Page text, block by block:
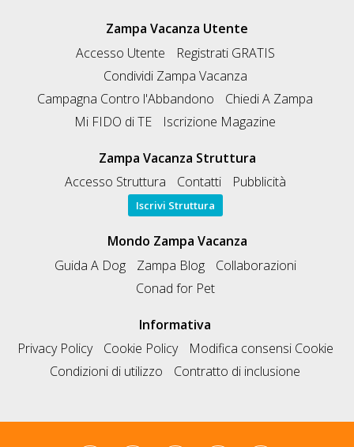
Zampa Vacanza Utente
Accesso Utente
Registrati GRATIS
Condividi Zampa Vacanza
Campagna Contro l'Abbandono
Chiedi A Zampa
Mi FIDO di TE
Iscrizione Magazine
Zampa Vacanza Struttura
Accesso Struttura
Contatti Pubblicità
Iscrivi Struttura
Mondo Zampa Vacanza
Guida A Dog
Zampa Blog
Collaborazioni
Conad for Pet
Informativa
Privacy Policy
Cookie Policy
Modifica consensi Cookie
Condizioni di utilizzo
Contratto di inclusione